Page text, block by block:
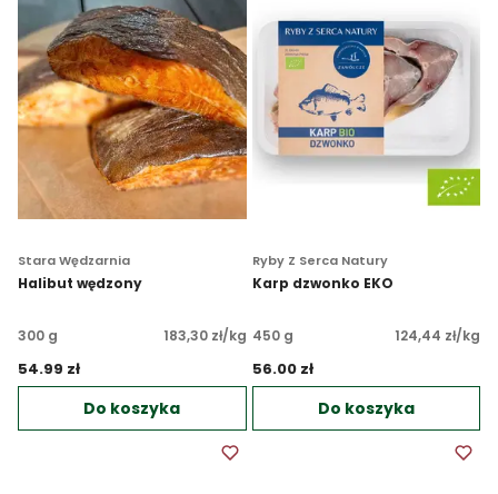
Stara Wędzarnia
Halibut wędzony
300 g 183,30 zł/kg
54.99 zł
Do koszyka
Ryby Z Serca Natury
Karp dzwonko EKO
450 g 124,44 zł/kg
56.00 zł
Do koszyka